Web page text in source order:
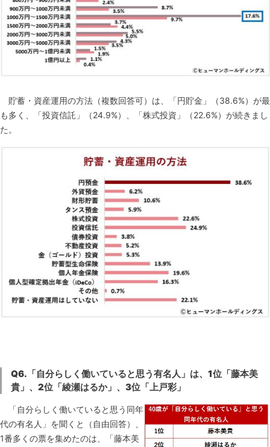
貯蓄・資産運用の方法（複数回答可）は、「円貯金」（38.6%）が最
も多く、「投資信託」（24.9%）、「株式投資」（22.6%）が続きまし
た。
Q6. 「自分らしく働いていると思う有名人」は、1位「藤本美
貴」、 2位「綾瀬はるか」、3位「上戸彩」
「自分らしく働いていると思う同年
代の有名人」を聞くと（自由回答）、
1番多くの票を集めたのは、「藤本美